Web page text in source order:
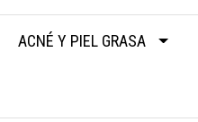
ACNÉ Y PIEL GRASA